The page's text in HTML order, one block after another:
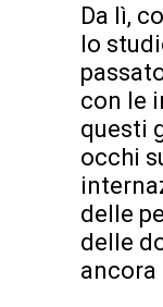
Da lì,
lo
con le
questi
occhi
delle
delle